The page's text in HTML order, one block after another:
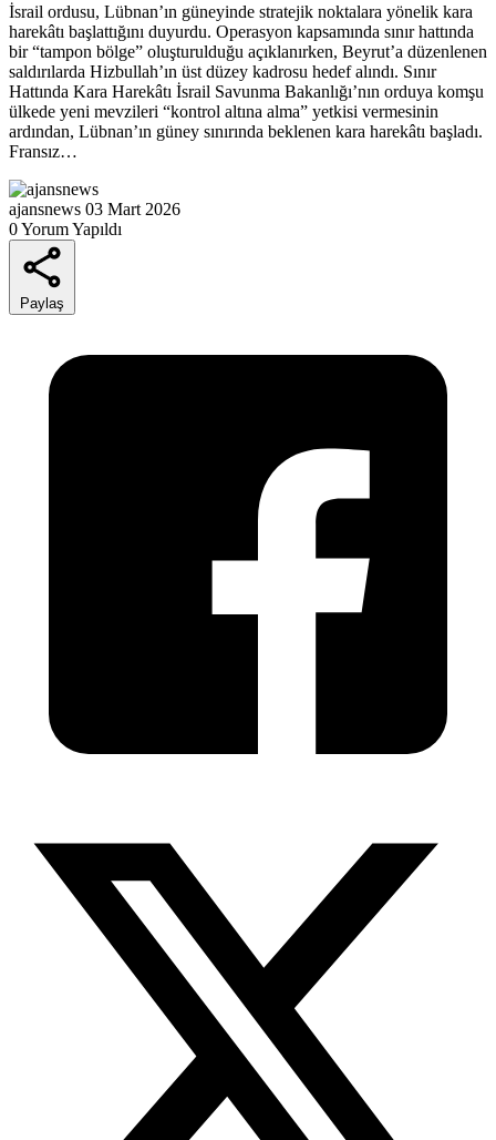
İsrail ordusu, Lübnan’ın güneyinde stratejik noktalara yönelik kara
harekâtı başlattığını duyurdu. Operasyon kapsamında sınır hattında
bir “tampon bölge” oluşturulduğu açıklanırken, Beyrut’a düzenlenen
saldırılarda Hizbullah’ın üst düzey kadrosu hedef alındı. Sınır
Hattında Kara Harekâtı İsrail Savunma Bakanlığı’nın orduya komşu
ülkede yeni mevzileri “kontrol altına alma” yetkisi vermesinin
ardından, Lübnan’ın güney sınırında beklenen kara harekâtı başladı.
Fransız…
ajansnews 03 Mart 2026
0 Yorum Yapıldı
Paylaş